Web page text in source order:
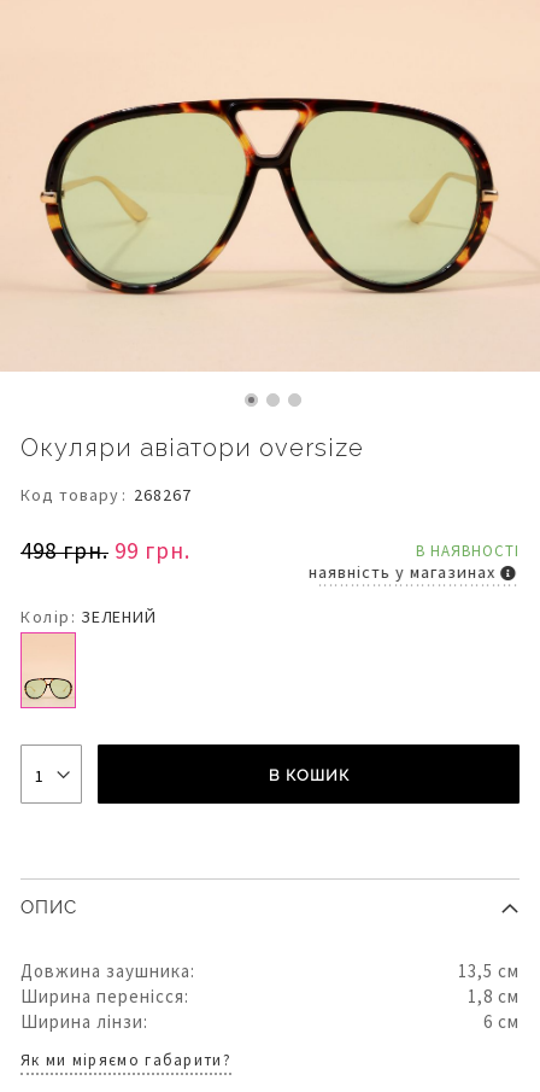
Окуляри авіатори oversize
Код товару 268267
498 грн. 99 грн. В НАЯВНОСТІ
наявність у магазинах
Колір: ЗЕЛЕНИЙ
В КОШИК
галереї
ОПИС
Довжина заушника:
13,5 см
Ширина перенісся:
1,8 см
Ширина лінзи:
6 см
Як ми міряємо габарити?